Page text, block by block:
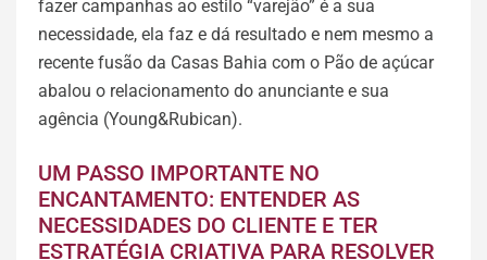
fazer campanhas ao estilo “varejão” é a sua
necessidade, ela faz e dá resultado e nem mesmo a
recente fusão da Casas Bahia com o Pão de açúcar
abalou o relacionamento do anunciante e sua
agência (Young&Rubican).
UM PASSO IMPORTANTE NO
ENCANTAMENTO: ENTENDER AS
NECESSIDADES DO CLIENTE E TER
ESTRATÉGIA CRIATIVA PARA RESOLVER